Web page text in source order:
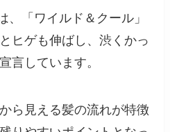
、「ワイルド＆クール」
ヒゲも伸ばし、渋くかっ
言しています。
ら見える髪の流れが特徴